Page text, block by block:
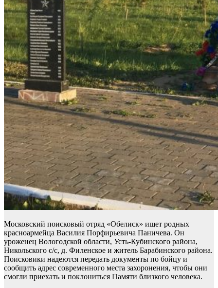
Московский поисковый отряд «Обелиск» ищет родных
красноармейца Василия Порфирьевича Паничева. Он
уроженец Вологодской области, Усть-Кубинского района,
Никольского с/с, д. Филенское и житель Барабинского района.
Поисковики надеются передать документы по бойцу и
сообщить адрес современного места захоронения, чтобы они
смогли приехать и поклониться Памяти близкого человека.